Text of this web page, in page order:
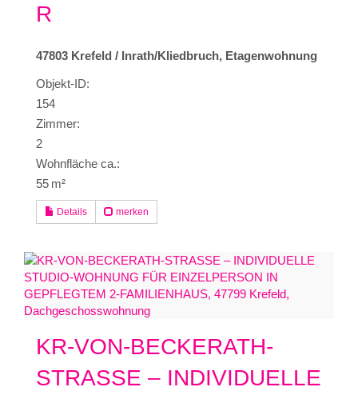
R
47803 Krefeld / Inrath/Kliedbruch, Etagenwohnung
Objekt-ID:
154
Zimmer:
2
Wohnfläche ca.:
55 m²
Details merken
KR-VON-BECKERATH-
STRASSE – INDIVIDUELLE